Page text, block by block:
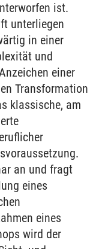
ist.
unterliegen
in einer
und
einer
Transformation
klassische, am
an und fragt
eines
eines
wird der